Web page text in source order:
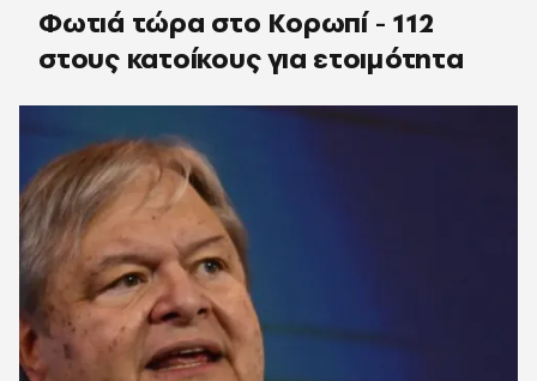
Φωτιά τώρα στο Κορωπί - 112
στους κατοίκους για ετοιμότητα